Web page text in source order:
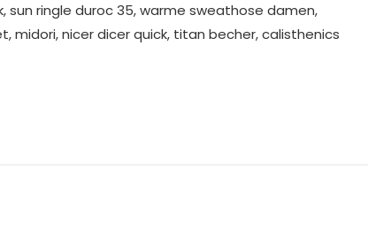
sun ringle duroc 35, warme sweathose damen,
midori, nicer dicer quick, titan becher, calisthenics